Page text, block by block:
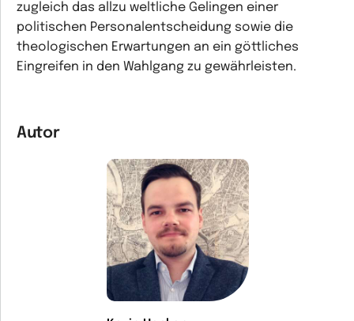
zugleich das allzu weltliche Gelingen einer
politischen Personalentscheidung sowie die
theologischen Erwartungen an ein göttliches
Eingreifen in den Wahlgang zu gewährleisten.
Autor